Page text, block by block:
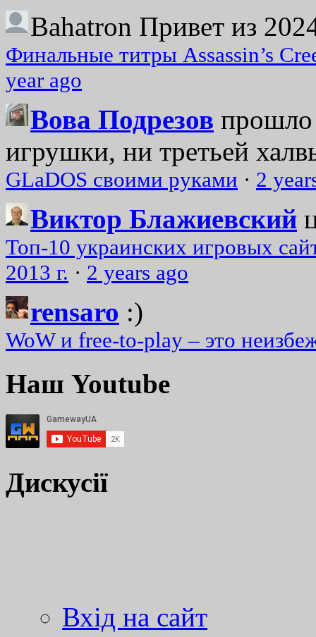
Bahatron Привет из
Финальные титры Assassin’s
year ago
Вова Подрезов прошло
игрушки, ни третьей
GLaDOS своими руками · 2
Виктор Блажиевский
Топ-10 украинских игровых
2013 г. · 2 years ago
rensaro :)
WoW и free-to-play – это
Наш Youtube
Дискусії
Вхід на сайт